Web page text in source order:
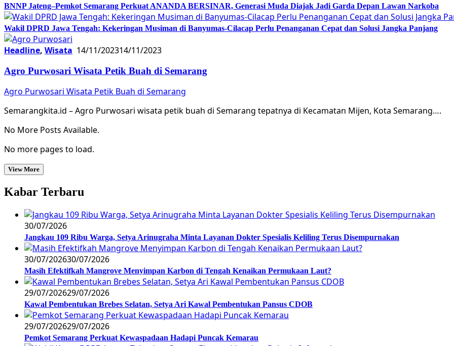
BNNP Jateng–Pemkot Semarang Perkuat ANANDA BERSINAR, Generasi Muda Diajak Jadi Garda Depan Lawan Narkoba
Wakil DPRD Jawa Tengah: Kekeringan Musiman di Banyumas-Cilacap Perlu Penanganan Cepat dan Solusi Jangka Panjang
Headline, Wisata 14/11/202314/11/2023
Agro Purwosari Wisata Petik Buah di Semarang
Agro Purwosari Wisata Petik Buah di Semarang
Semarangkita.id – Agro Purwosari wisata petik buah di Semarang tepatnya di Kecamatan Mijen, Kota Semarang….
No More Posts Available.
No more pages to load.
View More
Kabar Terbaru
30/07/2026
Jangkau 109 Ribu Warga, Setya Arinugraha Minta Layanan Dokter Spesialis Keliling Terus Disempurnakan
30/07/202630/07/2026
Masih Efektifkah Mangrove Menyimpan Karbon di Tengah Kenaikan Permukaan Laut?
29/07/202629/07/2026
Kawal Pembentukan Brebes Selatan, Setya Ari Kawal Pembentukan Pansus CDOB
29/07/202629/07/2026
Pemkot Semarang Perkuat Kewaspadaan Hadapi Puncak Kemarau